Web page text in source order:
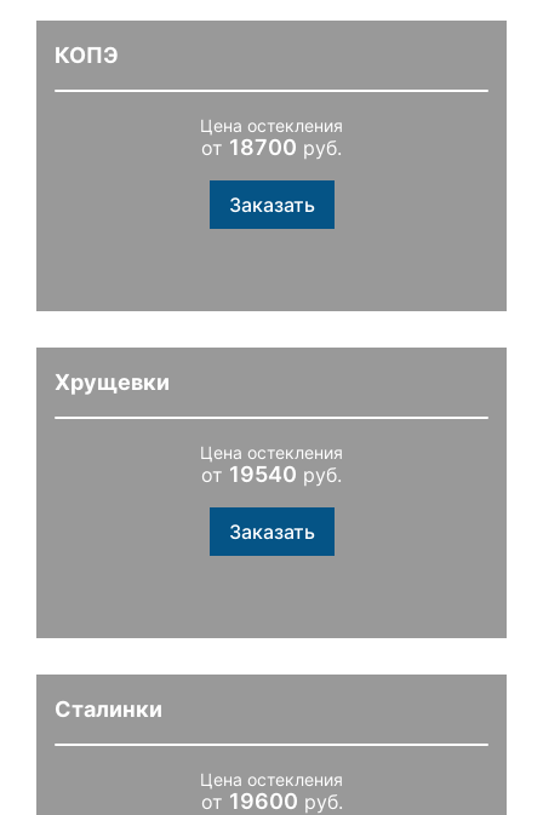
КОПЭ
Цена остекления
от 18700 руб.
Заказать
Хрущевки
Цена остекления
от 19540 руб.
Заказать
Сталинки
Цена остекления
от 19600 руб.